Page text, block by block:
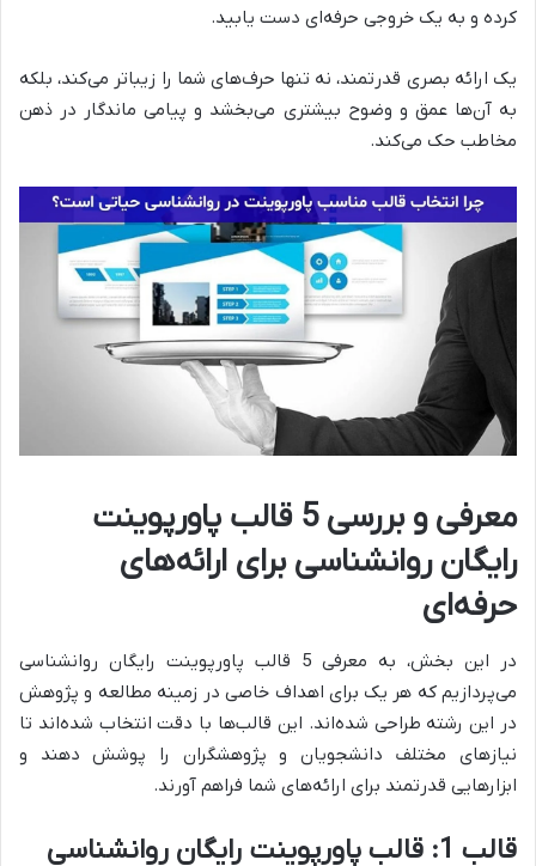
کرده و به یک خروجی حرفه‌ای دست یابید.
یک ارائه بصری قدرتمند، نه تنها حرف‌های شما را زیباتر می‌کند، بلکه
به آن‌ها عمق و وضوح بیشتری می‌بخشد و پیامی ماندگار در ذهن
مخاطب حک می‌کند.
معرفی و بررسی 5 قالب پاورپوینت
رایگان روانشناسی برای ارائه‌های
حرفه‌ای
در این بخش، به معرفی 5 قالب پاورپوینت رایگان روانشناسی
می‌پردازیم که هر یک برای اهداف خاصی در زمینه مطالعه و پژوهش
در این رشته طراحی شده‌اند. این قالب‌ها با دقت انتخاب شده‌اند تا
نیازهای مختلف دانشجویان و پژوهشگران را پوشش دهند و
ابزارهایی قدرتمند برای ارائه‌های شما فراهم آورند.
قالب 1: قالب پاورپوینت رایگان روانشناسی